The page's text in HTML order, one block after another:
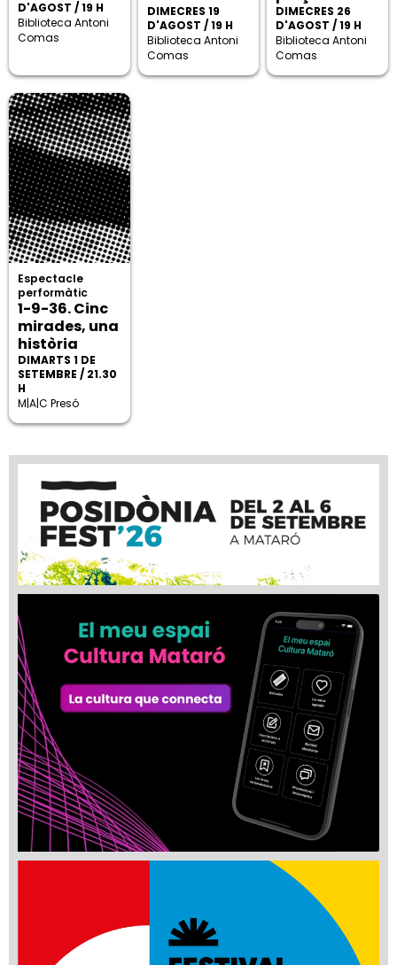
D'AGOST / 19 H
Biblioteca Antoni
Comas
DIMECRES 19
D'AGOST / 19 H
Biblioteca Antoni
Comas
DIMECRES 26
D'AGOST / 19 H
Biblioteca Antoni
Comas
Espectacle
performàtic
1-9-36. Cinc
mirades, una
història
DIMARTS 1 DE
SETEMBRE / 21.30
H
M|A|C Presó